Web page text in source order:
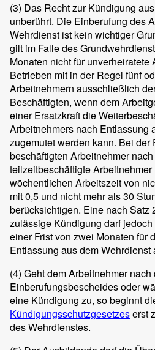
(3) Das Recht zur Kündigung
unberührt. Die Einberufung des
Wehrdienst ist kein wichtiger
gilt im Falle des
Monaten nicht für unverheiratete
Betrieben mit in der Regel fünf
Arbeitnehmern ausschließlich
Beschäftigten, wenn dem
einer Ersatzkraft die
Arbeitnehmers nach Entlassung
zugemutet werden kann. Bei
beschäftigten Arbeitnehmer
teilzeitbeschäftigte
wöchentlichen Arbeitszeit von
mit 0,5 und nicht mehr als 30
berücksichtigen. Eine nach Satz
zulässige Kündigung darf
einer Frist von zwei Monaten für
Entlassung aus dem
(4) Geht dem Arbeitnehmer
Einberufungsbescheides oder
eine Kündigung zu, so beginnt
Kündigungsschutzgesetzeserst
des Wehrdienstes.